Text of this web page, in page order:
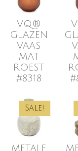
VQ®
GLAZEN
VAAS
MAT
ROEST
#8318
Sale!
METALE